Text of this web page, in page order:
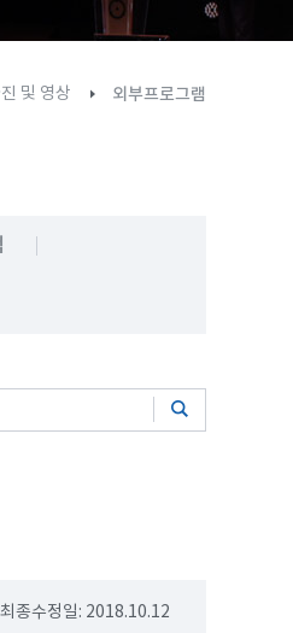
및 영상 외부프로그램
최종수정일: 2018.10.12